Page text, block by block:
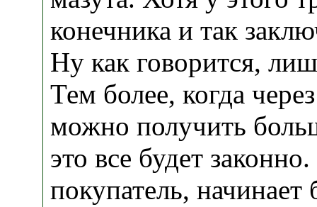
конечника и так
Ну как говорится,
Тем более, когда
можно получить
это все будет
покупатель, начинает